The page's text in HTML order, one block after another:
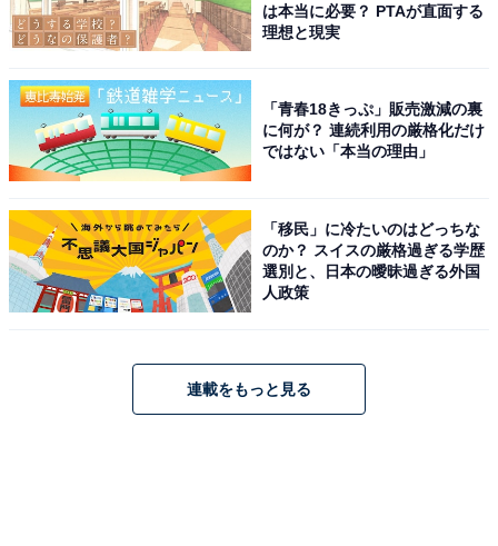
【ちいかわ】え、日にちを間違えちゃった!? ち
いかわたちの「節分コスプレ」がかわいすぎる
1 2
は本当に必要？ PTAが直面する
理想と現実
「青春18きっぷ」販売激減の裏
に何が？ 連続利用の厳格化だけ
ではない「本当の理由」
「移民」に冷たいのはどっちな
のか？ スイスの厳格過ぎる学歴
選別と、日本の曖昧過ぎる外国
人政策
連載をもっと見る